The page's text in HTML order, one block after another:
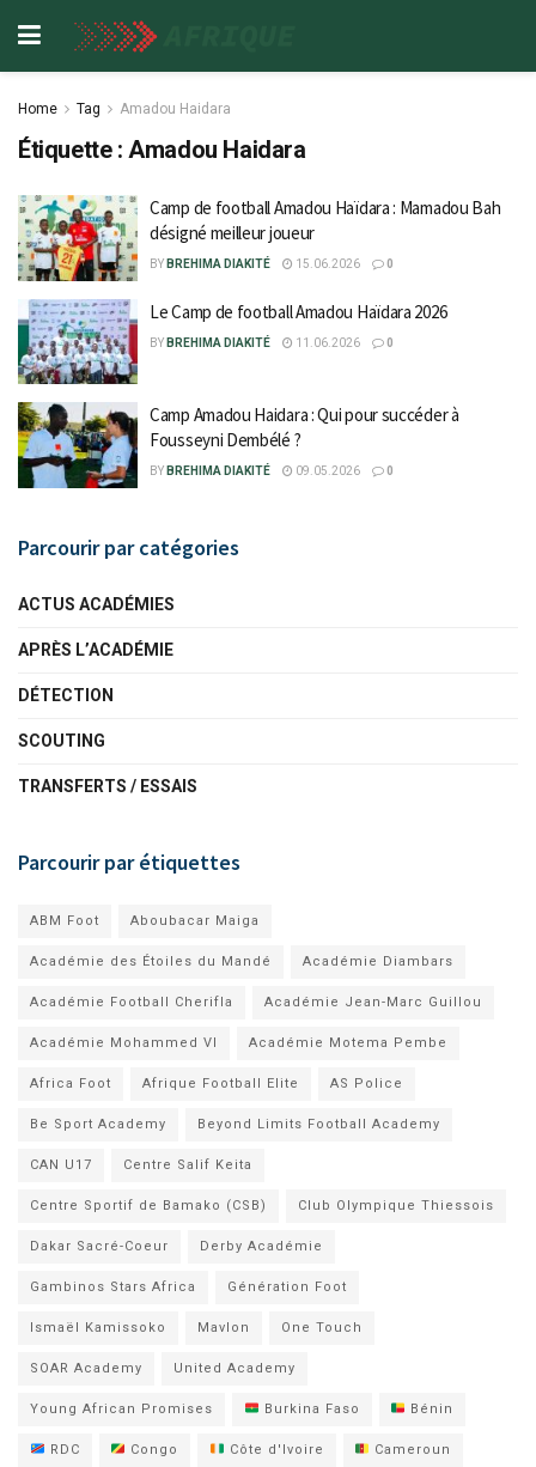
Home Tag Amadou Haidara
Étiquette :Amadou Haidara
Camp de football Amadou Haïdara : Mamadou Bah
désigné meilleur joueur
BY BREHIMA DIAKITÉ 15.06.2026 0
Le Camp de football Amadou Haïdara 2026
BY BREHIMA DIAKITÉ 11.06.2026 0
Camp Amadou Haidara : Qui pour succéder à
Fousseyni Dembélé ?
BY BREHIMA DIAKITÉ 09.05.2026 0
Parcourir par catégories
ACTUS ACADÉMIES
APRÈS L’ACADÉMIE
DÉTECTION
SCOUTING
TRANSFERTS / ESSAIS
Parcourir par étiquettes
ABM Foot Aboubacar Maiga
Académie des Étoiles du Mandé Académie Diambars
Académie Football Cherifla Académie Jean-Marc Guillou
Académie Mohammed VI Académie Motema Pembe
Africa Foot Afrique Football Elite AS Police
Be Sport Academy Beyond Limits Football Academy
CAN U17 Centre Salif Keita
Centre Sportif de Bamako (CSB) Club Olympique Thiessois
Dakar Sacré-Coeur Derby Académie
Gambinos Stars Africa Génération Foot
Ismaël Kamissoko Mavlon One Touch
SOAR Academy United Academy
Young African Promises Burkina Faso Bénin
RDC Congo Côte d'Ivoire Cameroun